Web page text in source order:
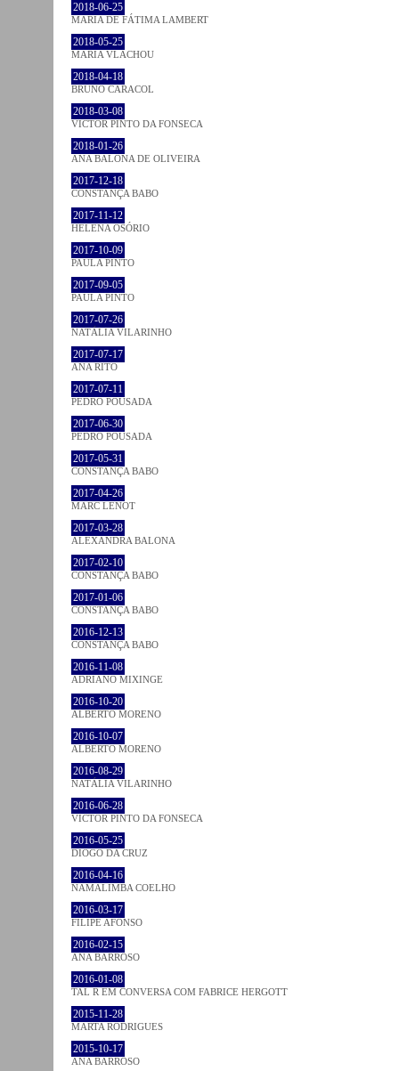
2018-06-25
MARIA DE FÁTIMA LAMBERT
2018-05-25
MARIA VLACHOU
2018-04-18
BRUNO CARACOL
2018-03-08
VICTOR PINTO DA FONSECA
2018-01-26
ANA BALONA DE OLIVEIRA
2017-12-18
CONSTANÇA BABO
2017-11-12
HELENA OSÓRIO
2017-10-09
PAULA PINTO
2017-09-05
PAULA PINTO
2017-07-26
NATÁLIA VILARINHO
2017-07-17
ANA RITO
2017-07-11
PEDRO POUSADA
2017-06-30
PEDRO POUSADA
2017-05-31
CONSTANÇA BABO
2017-04-26
MARC LENOT
2017-03-28
ALEXANDRA BALONA
2017-02-10
CONSTANÇA BABO
2017-01-06
CONSTANÇA BABO
2016-12-13
CONSTANÇA BABO
2016-11-08
ADRIANO MIXINGE
2016-10-20
ALBERTO MORENO
2016-10-07
ALBERTO MORENO
2016-08-29
NATÁLIA VILARINHO
2016-06-28
VICTOR PINTO DA FONSECA
2016-05-25
DIOGO DA CRUZ
2016-04-16
NAMALIMBA COELHO
2016-03-17
FILIPE AFONSO
2016-02-15
ANA BARROSO
2016-01-08
TAL R EM CONVERSA COM FABRICE HERGOTT
2015-11-28
MARTA RODRIGUES
2015-10-17
ANA BARROSO